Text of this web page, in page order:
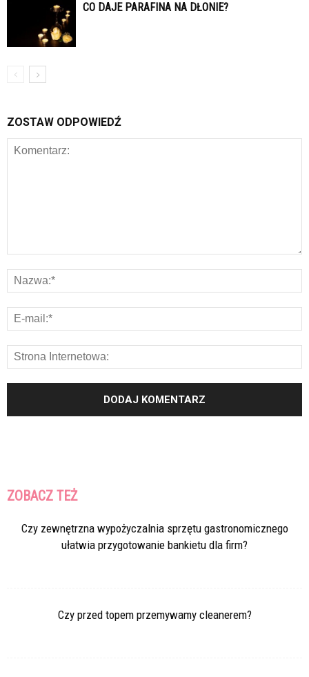
CO DAJE PARAFINA NA DŁONIE?
ZOSTAW ODPOWIEDŹ
ZOBACZ TEŻ
Czy zewnętrzna wypożyczalnia sprzętu gastronomicznego
ułatwia przygotowanie bankietu dla firm?
Czy przed topem przemywamy cleanerem?